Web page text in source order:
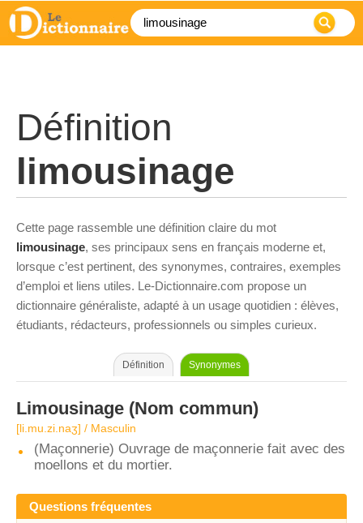
Définition
limousinage
Cette page rassemble une définition claire du mot
limousinage, ses principaux sens en français moderne et,
lorsque c’est pertinent, des synonymes, contraires, exemples
d’emploi et liens utiles. Le-Dictionnaire.com propose un
dictionnaire généraliste, adapté à un usage quotidien : élèves,
étudiants, rédacteurs, professionnels ou simples curieux.
Définition Synonymes
Limousinage (Nom commun)
[li.mu.zi.naʒ] / Masculin
(Maçonnerie) Ouvrage de maçonnerie fait avec des
moellons et du mortier.
Questions fréquentes